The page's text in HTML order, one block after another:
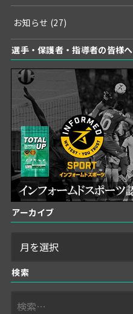
お知らせ (27)
選手・保護者・指導者の皆様へ
アーカイブ
検索